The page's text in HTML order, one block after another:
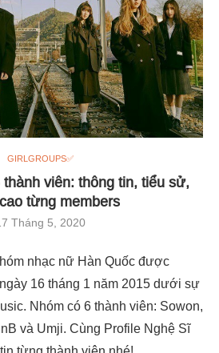
GIRLGROUPS✅
viên: thông tin, tiểu sử,
từng members
Tháng 5, 2020
nhạc nữ Hàn Quốc được
16 tháng 1 năm 2015 dưới sự
Nhóm có 6 thành viên: Sowon,
và Umji. Cùng Profile Nghệ Sĩ